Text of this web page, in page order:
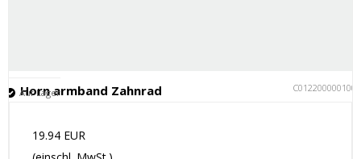
Horn armband Zahnrad C012200000100
Auf Lager
19.94 EUR